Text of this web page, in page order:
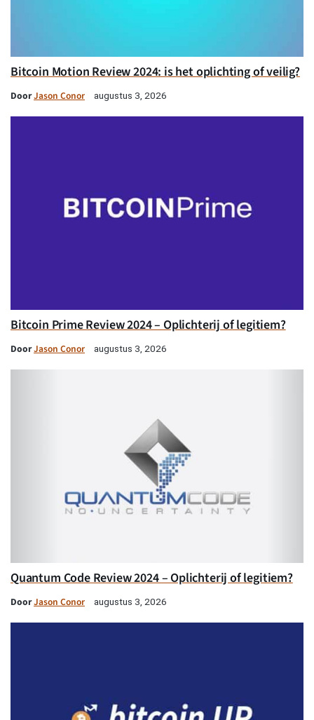
Bitcoin Motion Review 2024: is het oplichting of veilig?
DoorJason Conor augustus 3, 2026
Bitcoin Prime Review 2024 – Oplichterij of legitiem?
DoorJason Conor augustus 3, 2026
Quantum Code Review 2024 – Oplichterij of legitiem?
DoorJason Conor augustus 3, 2026